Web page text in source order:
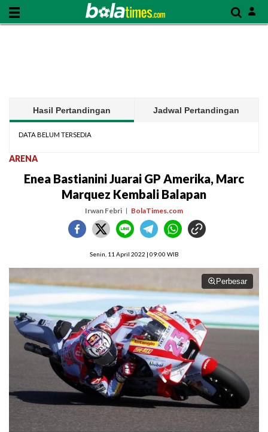
Hasil Pertandingan Jadwal Pertandingan
DATA BELUM TERSEDIA
ARENA
Enea Bastianini Juarai GP Amerika, Marc
Marquez Kembali Balapan
Irwan Febri BolaTimes.com
Senin, 11 April 2022 | 09:00 WIB
Perbesar